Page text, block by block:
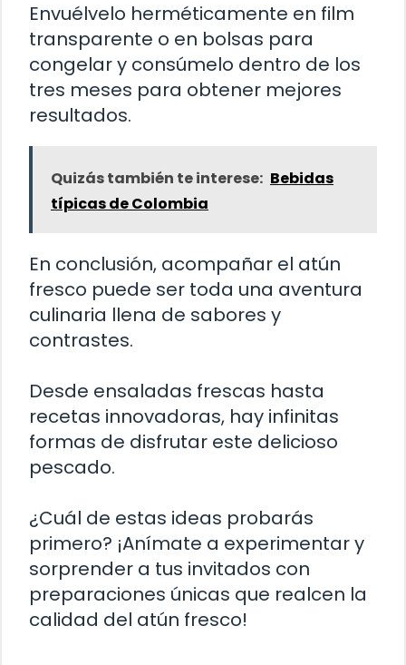
Envuélvelo herméticamente en film
transparente o en bolsas para
congelar y consúmelo dentro de los
tres meses para obtener mejores
resultados.
Quizás también te interese: Bebidas
típicas de Colombia
En conclusión, acompañar el atún
fresco puede ser toda una aventura
culinaria llena de sabores y
contrastes.
Desde ensaladas frescas hasta
recetas innovadoras, hay infinitas
formas de disfrutar este delicioso
pescado.
¿Cuál de estas ideas probarás
primero? ¡Anímate a experimentar y
sorprender a tus invitados con
preparaciones únicas que realcen la
calidad del atún fresco!